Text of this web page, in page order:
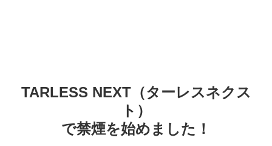
TARLESS NEXT（ターレスネクス
ト）
で禁煙を始めました！